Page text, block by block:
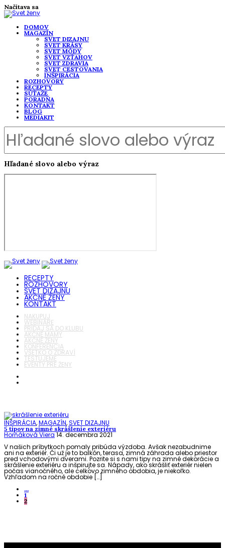
Načítava sa
DOMOV
MAGAZÍN
SVET DIZAJNU
SVET KRÁSY
SVET MÓDY
SVET VZŤAHOV
SVET ZDRAVIA
SVET CESTOVANIA
INŠPIRÁCIA
ROZHOVORY
RECEPTY
SÚŤAŽE
PORADŇA
KONTAKT
BLOG
MEDIAKIT
Hľadané slovo alebo výraz
RECEPTY
ROZHOVORY
SVET DIZAJNU
AKČNÉ ŽENY
KONTAKT
NAKUPUJ
WEBINÁRE
PRIDAJ SA DO KLUBU
AKČNÉ MAMY
AKČNÉ ŽENY
KONFERENCIA
VŠETKO O ZDRAVÍ
TESTUJEME
EVENTY PRE ŽENY
INŠPIRÁCIA,MAGAZÍN,SVET DIZAJNU
5 tipov na zimné skrášlenie exteriéru
Horňáková Viera14. decembra 2021
V našich príbytkoch pomaly pribúda výzdoba. Avšak nezabudnime
ani na exteriér. Či už je to balkón, terasa, zimná záhrada alebo priestor
pred vchodovými dverami. Pozrite si s nami tipy na zimné dekorácie a
skrášlenie exteriéru a inšpirujte sa. Nápady, ako skrášliť exteriér nielen
počas vianočného, ale celkovo zimného obdobia, je niekoľko.
Vzhľadom na ročné obdobie […]
...
1
2